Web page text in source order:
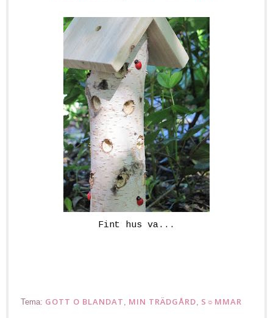
Fint hus va...
Tema: GOTT O BLANDAT MIN TRÄDGÅRD S☼MMAR